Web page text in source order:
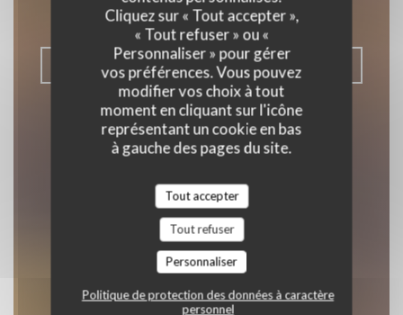
Cliquez sur « Tout accepter »,
« Tout refuser » ou «
Personnaliser » pour gérer
vos préférences. Vous pouvez
modifier vos choix à tout
moment en cliquant sur l'icône
représentant un cookie en bas
à gauche des pages du site.
Tout accepter
Tout refuser
Personnaliser
Politique de protection des données à caractère
personnel
TERRASSE|ASNIÈRES-SUR-SEINE
RÉSERVER